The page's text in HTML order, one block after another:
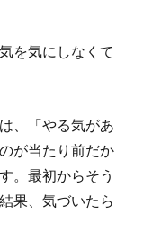
を気にしなくて
、「やる気があ
が当たり前だか
。最初からそう
果、気づいたら